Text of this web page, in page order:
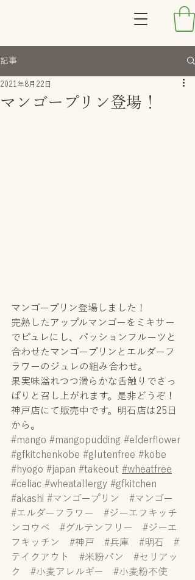
記事
マンゴープリン登場！
2021年8月22日
マンゴープリン登場しました！
完熟したアップルマンゴーをミキサー
でピュレにし、パッションフルーツと
合わせたマンゴープリンとエルダーフ
ラワーのジュレの組み合わせ。
果実味溢れつつ滑らかな舌触りでさっ
ぱりと召し上がれます。是非どうぞ！
神戸店にて販売中です。明石店は25日
から。
#mango #mangopudding #elderflower
#gfkitchenkobe #glutenfree #kobe
#hyogo #japan #takeout #wheatfree
#celiac #wheatallergy #gfkitchen
#akashi #マンゴープリン
#マンゴー
#エルダーフラワー
#ジーエフキッチ
ンコウベ
#グルテンフリー
#ジーエ
フキッチン
#神戸 #兵庫 #明石
#
テイクアウト
#米粉パン
#セリアッ
ク
#小麦アレルギー
#小麦粉不使